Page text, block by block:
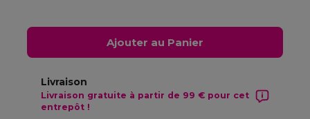
Ajouter au Panier
Livraison
Livraison gratuite à partir de 99 € pour cet
entrepôt !